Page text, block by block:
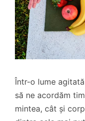
Într-o lume
să ne acordăm
mintea, cât și